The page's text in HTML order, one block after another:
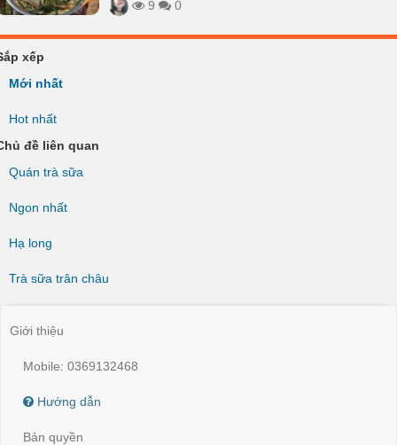
9 0
xếp
Mới nhất
Hot nhất
đề liên quan
Quán trà sữa
Ngon nhất
Hạ long
Trà sữa trân châu
Giới thiệu
Mobile: 0369132468
Hướng dẫn
Bản quyền